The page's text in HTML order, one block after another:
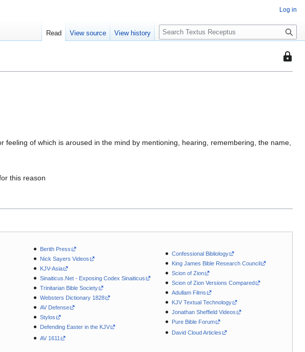
This
with
of which is aroused in the mind by mentioning, hearing, remembering, the name,
this reason
Berith Press
Nick Sayers Videos
KJV-Asia
Sinaiticus.Net - Exposing Codex Sinaiticus
Trinitarian Bible Society
Websters Dictionary 1828
AV Defense
Stylos
Defending Easter in the KJV
AV 1611
Confessional Bibliology
King James Bible Research Council
Scion of Zion
Scion of Zion Versions Compared
Adullam Films
KJV Textual Technology
Jonathan Sheffield Videos
Pure Bible Forum
David Cloud Articles
Log in
Read View source View history
S
e
c